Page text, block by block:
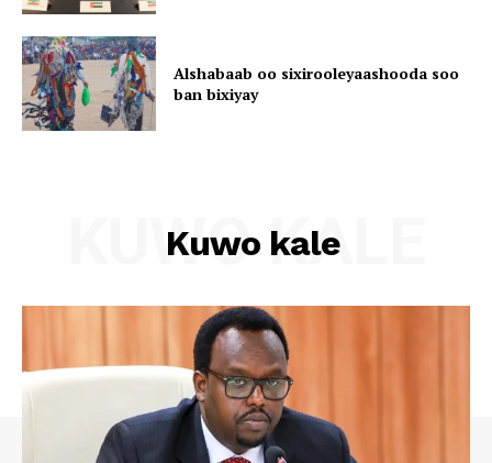
Alshabaab oo sixirooleyaashooda soo
ban bixiyay
Kuwo kale
KUWO KALE